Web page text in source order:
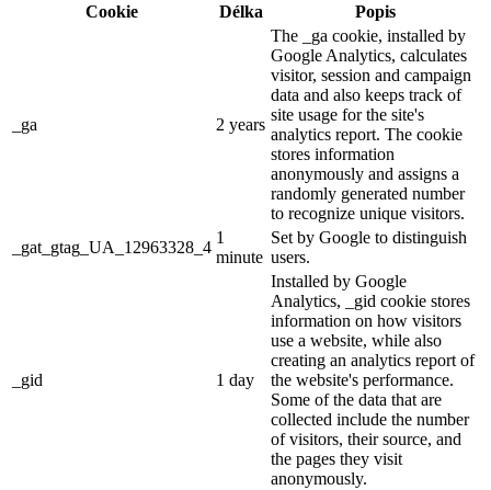
Cookie
Délka Popis
_ga 2 years
The _ga cookie, installed by
Google Analytics, calculates
visitor, session and campaign
data and also keeps track of
site usage for the site's
analytics report. The cookie
stores information
anonymously and assigns a
randomly generated number
to recognize unique visitors.
_gat_gtag_UA_12963328_4
1
minute
Set by Google to distinguish
users.
_gid 1 day
Installed by Google
Analytics, _gid cookie stores
information on how visitors
use a website, while also
creating an analytics report of
the website's performance.
Some of the data that are
collected include the number
of visitors, their source, and
the pages they visit
anonymously.